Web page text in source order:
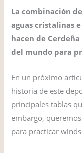
La combinación
aguas cristalinas
hacen de
del mundo para
En un próximo
historia de este
principales tablas
embargo,
para practicar